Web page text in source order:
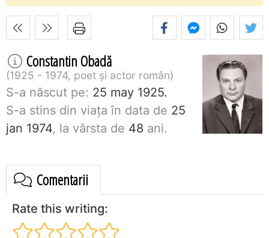
Constantin Obadă
1925 - 1974, poet și actor român
S-a născut pe: 25 may 1925.
S-a stins din viaţa în data de 25
jan 1974, la vârsta de 48 ani.
Comentarii
Rate this writing: